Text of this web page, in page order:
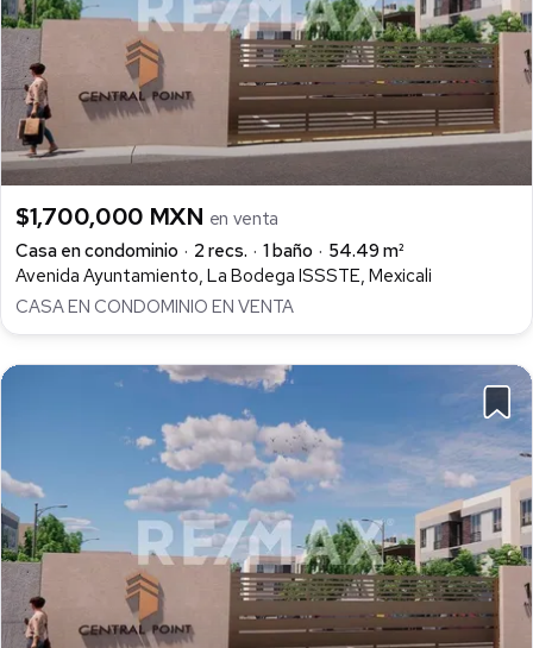
$1,700,000 MXN en venta
Casa en condominio
2 recs. 1 baño
54.49 m²
Avenida Ayuntamiento, La Bodega ISSSTE, Mexicali
CASA EN CONDOMINIO EN VENTA